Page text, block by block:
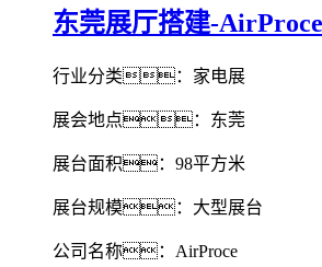
东莞展厅搭建-AirProce
行业分类：家电展
展会地点：东莞
展台面积：98平方米
展台规模：大型展台
公司名称：AirProce